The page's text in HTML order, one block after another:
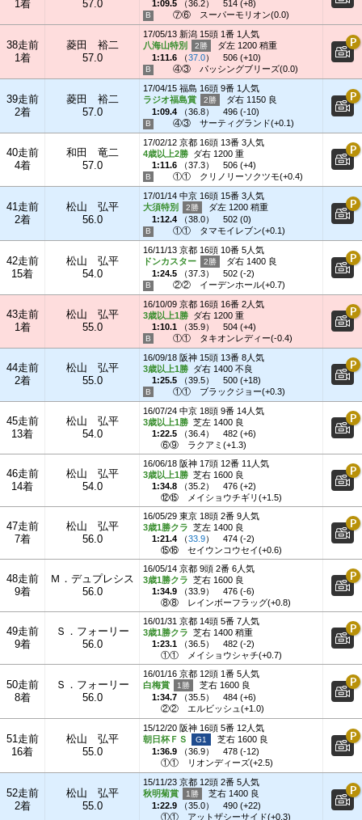
1着
57.0
1:09.5 （36.2）
514 (+8)
⑦⑥
スーパーモリオン(0.0)
38走前
1着
菱田 裕二
57.0
17/05/13 新潟 15頭 1番 1人気
八海山特別
ダ左 1200 稍重
1:11.6 （37.0）
506 (+10)
④③
パッシングブリーズ(0.0)
39走前
2着
菱田 裕二
57.0
17/04/15 福島 16頭 9番 1人気
ラジオ福島賞
ダ右 1150 良
1:09.4 （36.8）
496 (-10)
④③
サーティグランド(+0.1)
40走前
4着
和田 竜二
57.0
17/02/12 京都 16頭 13番 3人気
4歳以上2勝 ダ右 1200 重
1:11.6 （37.3）
506 (+4)
①①
クリノリーソクツモ(+0.4)
41走前
2着
松山 弘平
56.0
17/01/14 中京 16頭 15番 3人気
大須特別
ダ左 1200 稍重
1:12.4 （38.0）
502 (0)
①①
タマモイレブン(+0.1)
42走前
15着
松山 弘平
54.0
16/11/13 京都 16頭 10番 5人気
ドンカスター
ダ右 1400 良
1:24.5 （37.3）
502 (-2)
②②
イーデンホール(+0.7)
43走前
1着
松山 弘平
55.0
16/10/09 京都 16頭 16番 2人気
3歳以上1勝 ダ右 1200 重
1:10.1 （35.9）
504 (+4)
①①
タキオンレディー(-0.4)
44走前
2着
松山 弘平
55.0
16/09/18 阪神 15頭 13番 8人気
3歳以上1勝 ダ右 1400 不良
1:25.5 （39.5）
500 (+18)
①①
ブラックジョー(+0.3)
45走前
13着
松山 弘平
54.0
16/07/24 中京 18頭 9番 14人気
3歳以上1勝 芝左 1400 良
1:22.5 （36.4）
482 (+6)
⑥⑨
ラクアミ(+1.3)
46走前
14着
松山 弘平
54.0
16/06/18 阪神 17頭 12番 11人気
3歳以上1勝 芝右 1600 良
1:34.8 （35.2）
476 (+2)
⑫⑮
メイショウチギリ(+1.5)
47走前
7着
松山 弘平
56.0
16/05/29 東京 18頭 2番 9人気
3歳1勝クラ 芝左 1400 良
1:21.4 （33.9）
474 (-2)
⑮⑯
セイウンコウセイ(+0.6)
48走前
9着
Ｍ．デュプレシス
56.0
16/05/14 京都 9頭 2番 6人気
3歳1勝クラ 芝右 1600 良
1:34.9 （33.9）
476 (-6)
⑧⑧
レインボーフラッグ(+0.8)
49走前
9着
Ｓ．フォーリー
56.0
16/01/31 京都 14頭 5番 7人気
3歳1勝クラ 芝右 1400 稍重
1:23.1 （36.5）
482 (-2)
①①
メイショウシャチ(+0.7)
50走前
8着
Ｓ．フォーリー
56.0
16/01/16 京都 12頭 1番 5人気
白梅賞
芝右 1600 良
1:34.7 （35.5）
484 (+6)
②②
エルビッシュ(+1.0)
51走前
16着
松山 弘平
55.0
15/12/20 阪神 16頭 5番 12人気
朝日杯ＦＳ
芝右 1600 良
1:36.9 （36.9）
478 (-12)
①①
リオンディーズ(+2.5)
52走前
2着
松山 弘平
55.0
15/11/23 京都 12頭 2番 5人気
秋明菊賞
芝右 1400 良
1:22.9 （35.0）
490 (+22)
①①
アットザシーサイド(+0.3)